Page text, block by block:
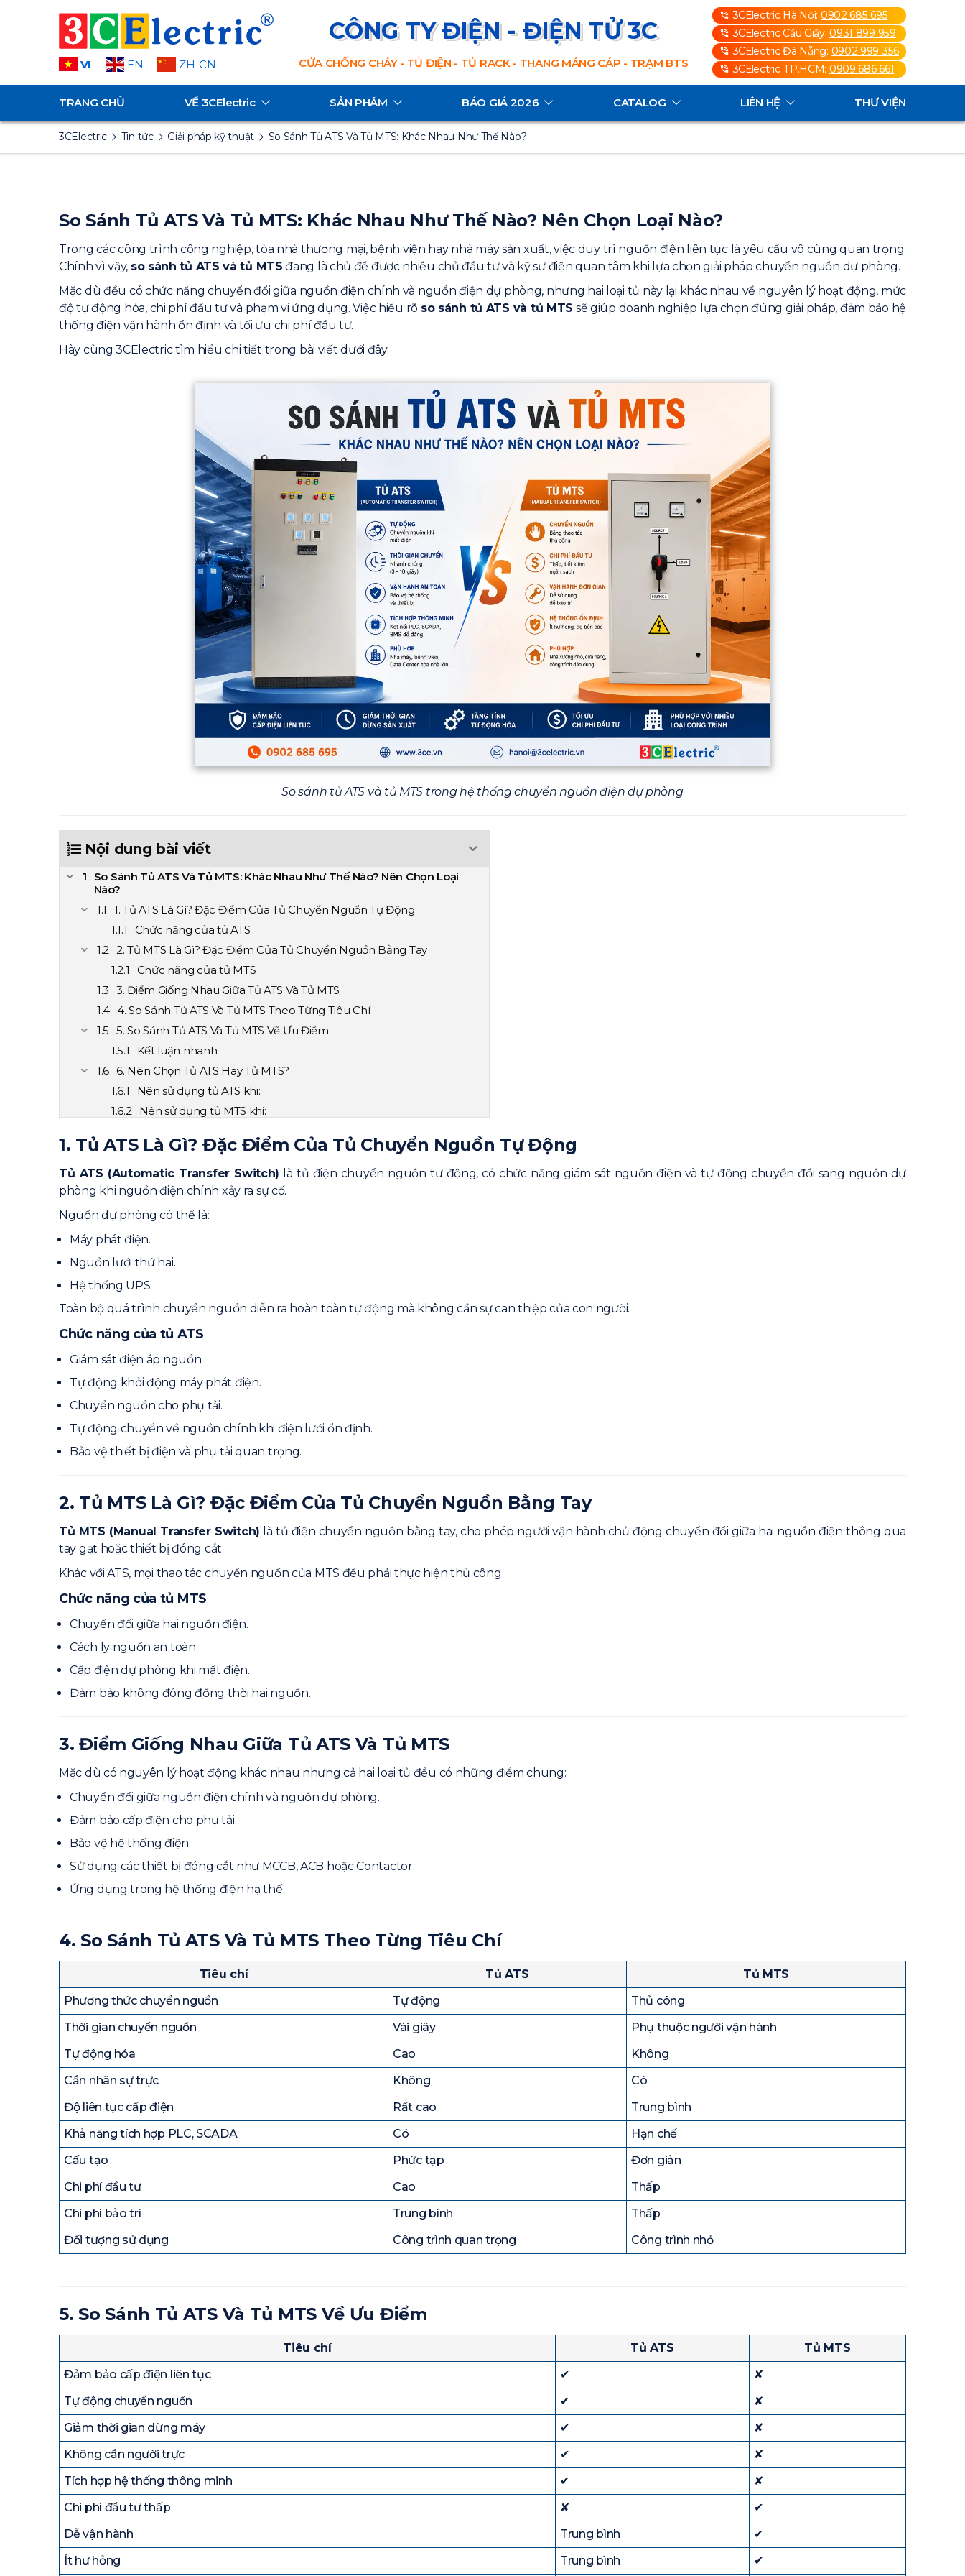
VI EN ZH-CN
CÔNG TY ĐIỆN - ĐIỆN TỬ 3C
CỬA CHỐNG CHÁY - TỦ ĐIỆN - TỦ RACK - THANG MÁNG CÁP - TRẠM BTS
3CElectric Hà Nội: 0902 685 695
3CElectric Cầu Giấy:0931 899 959
3CElectric Đà Nẵng: 0902 999 356
3CElectric TP.HCM: 0909 686 661
TRANG CHỦ VỀ 3CElectric SẢN PHẨM BÁO GIÁ 2026 CATALOG LIÊN HỆ THƯ VIỆN
3CElectric Tin tức Giải pháp kỹ thuật So Sánh Tủ ATS Và Tủ MTS: Khác Nhau Như Thế Nào?
So Sánh Tủ ATS Và Tủ MTS: Khác Nhau Như Thế Nào? Nên Chọn Loại Nào?
Trong các công trình công nghiệp, tòa nhà thương mại, bệnh viện hay nhà máy sản xuất, việc duy trì nguồn điện liên tục là yêu cầu vô cùng quan trọng.
Chính vì vậy, so sánh tủ ATS và tủ MTS đang là chủ đề được nhiều chủ đầu tư và kỹ sư điện quan tâm khi lựa chọn giải pháp chuyển nguồn dự phòng.
Mặc dù đều có chức năng chuyển đổi giữa nguồn điện chính và nguồn điện dự phòng, nhưng hai loại tủ này lại khác nhau về nguyên lý hoạt động, mức
độ tự động hóa, chi phí đầu tư và phạm vi ứng dụng. Việc hiểu rõ so sánh tủ ATS và tủ MTS sẽ giúp doanh nghiệp lựa chọn đúng giải pháp, đảm bảo hệ
thống điện vận hành ổn định và tối ưu chi phí đầu tư.
Hãy cùng 3CElectric tìm hiểu chi tiết trong bài viết dưới đây.
So sánh tủ ATS và tủ MTS trong hệ thống chuyển nguồn điện dự phòng
Nội dung bài viết
So Sánh Tủ ATS Và Tủ MTS: Khác Nhau Như Thế Nào? Nên Chọn Loại
Nào?
1. Tủ ATS Là Gì? Đặc Điểm Của Tủ Chuyển Nguồn Tự Động
Chức năng của tủ ATS
2. Tủ MTS Là Gì? Đặc Điểm Của Tủ Chuyển Nguồn Bằng Tay
Chức năng của tủ MTS
3. Điểm Giống Nhau Giữa Tủ ATS Và Tủ MTS
4. So Sánh Tủ ATS Và Tủ MTS Theo Từng Tiêu Chí
5. So Sánh Tủ ATS Và Tủ MTS Về Ưu Điểm
Kết luận nhanh
6. Nên Chọn Tủ ATS Hay Tủ MTS?
Nên sử dụng tủ ATS khi:
Nên sử dụng tủ MTS khi:
8. Những Câu Hỏi Thường Gặp Khi So Sánh Tủ ATS Và Tủ MTS
Tủ ATS có thể chuyển giữa hai nguồn lưới không?
Tủ MTS có an toàn không?
Có thể nâng cấp MTS thành ATS không?
1. Tủ ATS Là Gì? Đặc Điểm Của Tủ Chuyển Nguồn Tự Động
Tủ ATS (Automatic Transfer Switch) là tủ điện chuyển nguồn tự động, có chức năng giám sát nguồn điện và tự động chuyển đổi sang nguồn dự
phòng khi nguồn điện chính xảy ra sự cố.
Nguồn dự phòng có thể là:
Máy phát điện.
Nguồn lưới thứ hai.
Hệ thống UPS.
Toàn bộ quá trình chuyển nguồn diễn ra hoàn toàn tự động mà không cần sự can thiệp của con người.
Chức năng của tủ ATS
Giám sát điện áp nguồn.
Tự động khởi động máy phát điện.
Chuyển nguồn cho phụ tải.
Tự động chuyển về nguồn chính khi điện lưới ổn định.
Bảo vệ thiết bị điện và phụ tải quan trọng.
2. Tủ MTS Là Gì? Đặc Điểm Của Tủ Chuyển Nguồn Bằng Tay
Tủ MTS (Manual Transfer Switch) là tủ điện chuyển nguồn bằng tay, cho phép người vận hành chủ động chuyển đổi giữa hai nguồn điện thông qua
tay gạt hoặc thiết bị đóng cắt.
Khác với ATS, mọi thao tác chuyển nguồn của MTS đều phải thực hiện thủ công.
Chức năng của tủ MTS
Chuyển đổi giữa hai nguồn điện.
Cách ly nguồn an toàn.
Cấp điện dự phòng khi mất điện.
Đảm bảo không đóng đồng thời hai nguồn.
3. Điểm Giống Nhau Giữa Tủ ATS Và Tủ MTS
Mặc dù có nguyên lý hoạt động khác nhau nhưng cả hai loại tủ đều có những điểm chung:
Chuyển đổi giữa nguồn điện chính và nguồn dự phòng.
Đảm bảo cấp điện cho phụ tải.
Bảo vệ hệ thống điện.
Sử dụng các thiết bị đóng cắt như MCCB, ACB hoặc Contactor.
Ứng dụng trong hệ thống điện hạ thế.
4. So Sánh Tủ ATS Và Tủ MTS Theo Từng Tiêu Chí
Tiêu chí Tủ ATS
Tủ MTS
Phương thức chuyển nguồn
Tự động
Thủ công
Thời gian chuyển nguồn
Vài giây
Phụ thuộc người vận hành
Tự động hóa
Cao
Không
Cần nhân sự trực
Không
Có
Độ liên tục cấp điện
Rất cao
Trung bình
Khả năng tích hợp PLC, SCADA
Có
Hạn chế
Cấu tạo
Phức tạp
Đơn giản
Chi phí đầu tư
Cao
Thấp
Chi phí bảo trì
Trung bình
Thấp
Đối tượng sử dụng
Công trình quan trọng Công trình nhỏ
5. So Sánh Tủ ATS Và Tủ MTS Về Ưu Điểm
Tiêu chí Tủ ATS
Tủ MTS
Đảm bảo cấp điện liên tục
✔
✘
Tự động chuyển nguồn
✔
✘
Giảm thời gian dừng máy
✔
✘
Không cần người trực
✔
✘
Tích hợp hệ thống thông minh
✔
✘
Chi phí đầu tư thấp
✘
✔
Dễ vận hành
Trung bình
✔
Ít hư hỏng
Trung bình ✔